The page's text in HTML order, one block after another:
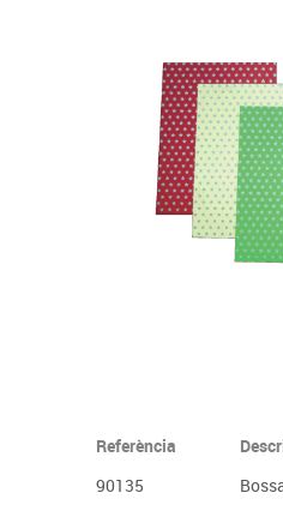
Informàtica
Higiene
Dibuix tècnic i artístic
Material escolar
Referència
90135